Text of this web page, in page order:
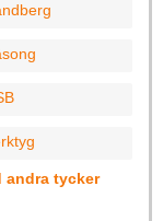
andra tycker